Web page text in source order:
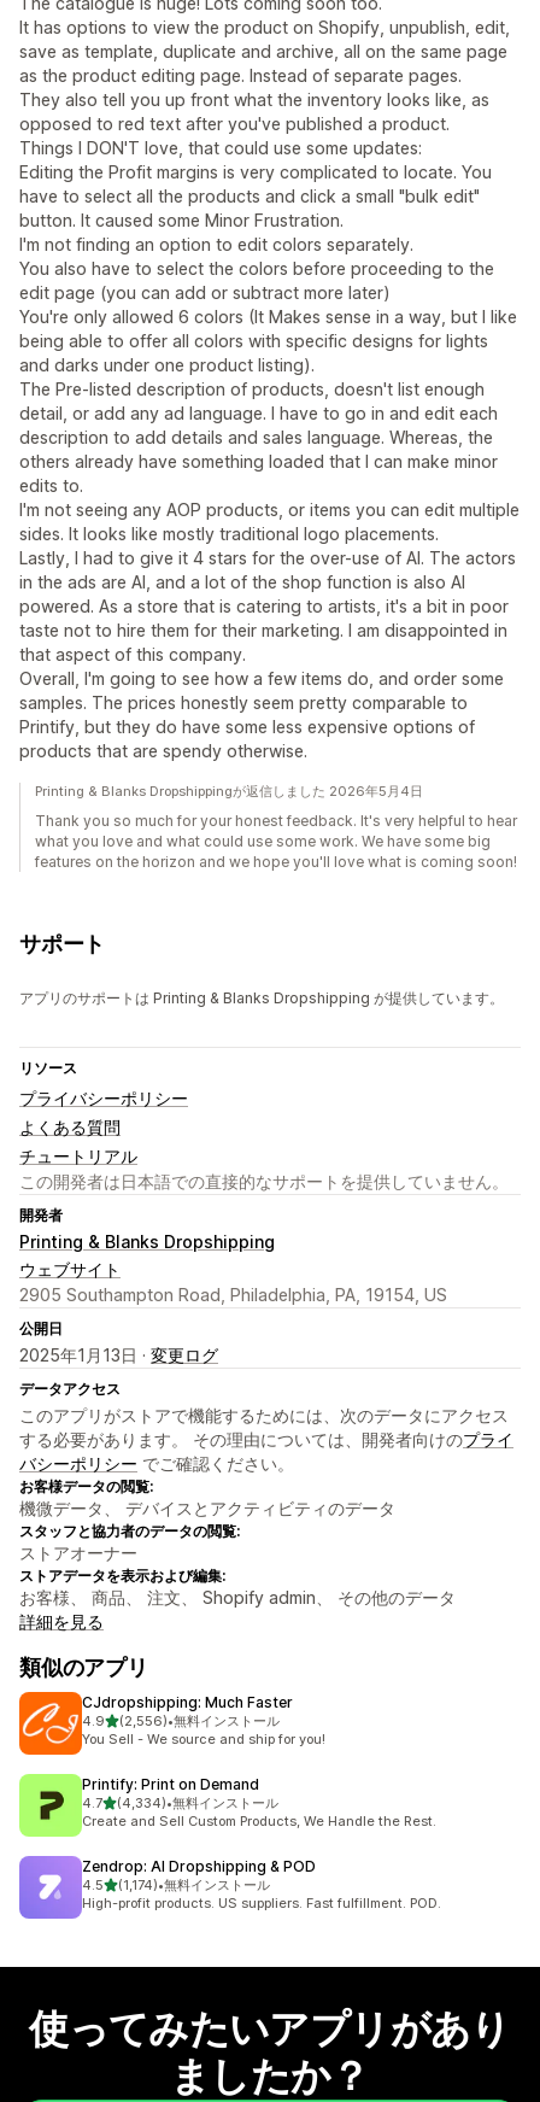
It has options to view the product on Shopify, unpublish, edit,
save as template, duplicate and archive, all on the same page
as the product editing page. Instead of separate pages.
They also tell you up front what the inventory looks like, as
opposed to red text after you've published a product.
Things I DON'T love, that could use some updates:
Editing the Profit margins is very complicated to locate. You
have to select all the products and click a small "bulk edit"
button. It caused some Minor Frustration.
I'm not finding an option to edit colors separately.
You also have to select the colors before proceeding to the
edit page (you can add or subtract more later)
You're only allowed 6 colors (It Makes sense in a way, but I like
being able to offer all colors with specific designs for lights
and darks under one product listing).
The Pre-listed description of products, doesn't list enough
detail, or add any ad language. I have to go in and edit each
description to add details and sales language. Whereas, the
others already have something loaded that I can make minor
edits to.
I'm not seeing any AOP products, or items you can edit multiple
sides. It looks like mostly traditional logo placements.
Lastly, I had to give it 4 stars for the over-use of AI. The actors
in the ads are AI, and a lot of the shop function is also AI
powered. As a store that is catering to artists, it's a bit in poor
taste not to hire them for their marketing. I am disappointed in
that aspect of this company.
Overall, I'm going to see how a few items do, and order some
samples. The prices honestly seem pretty comparable to
Printify, but they do have some less expensive options of
products that are spendy otherwise.
Printing & Blanks Dropshippingが返信しました 2026年5月4日
Thank you so much for your honest feedback. It's very helpful to hear
what you love and what could use some work. We have some big
features on the horizon and we hope you'll love what is coming soon!
サポート
アプリのサポートは Printing & Blanks Dropshipping が提供しています。
リソース
プライバシーポリシー
よくある質問
チュートリアル
この開発者は日本語での直接的なサポートを提供していません。
開発者
Printing & Blanks Dropshipping
ウェブサイト
2905 Southampton Road, Philadelphia, PA, 19154, US
公開日
2025年1月13日 · 変更ログ
データアクセス
このアプリがストアで機能するためには、次のデータにアクセス
する必要があります。 その理由については、開発者向けのプライ
バシーポリシー でご確認ください。
お客様データの閲覧:
機微データ、 デバイスとアクティビティのデータ
スタッフと協力者のデータの閲覧:
ストアオーナー
ストアデータを表示および編集:
お客様、 商品、 注文、 Shopify admin、 その他のデータ
詳細を見る
類似のアプリ
CJdropshipping: Much Faster
4.95つ星中
(2,556)
合計レビュー数：2556件
•無料インストール
You Sell - We source and ship for you!
Printify: Print on Demand
4.75つ星中
(4,334)
合計レビュー数：4334件
•無料インストール
Create and Sell Custom Products, We Handle the Rest.
Zendrop: AI Dropshipping & POD
4.55つ星中
(1,174)
合計レビュー数：1174件
•無料インストール
High-profit products. US suppliers. Fast fulfillment. POD.
使ってみたいアプリがあり
ましたか？